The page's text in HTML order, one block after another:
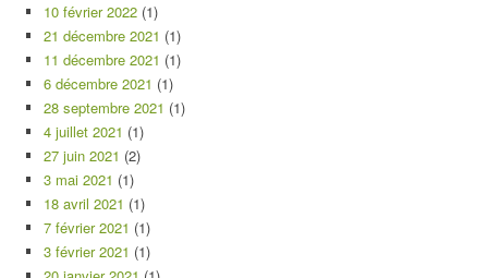
10 février 2022 (1)
21 décembre 2021 (1)
11 décembre 2021 (1)
6 décembre 2021 (1)
28 septembre 2021 (1)
4 juillet 2021 (1)
27 juin 2021 (2)
3 mai 2021 (1)
18 avril 2021 (1)
7 février 2021 (1)
3 février 2021 (1)